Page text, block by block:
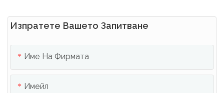
Изпратете Вашето Запитване
Име На Фирмата
Имейл